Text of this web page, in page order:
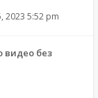
2023 5:52 pm
видео без